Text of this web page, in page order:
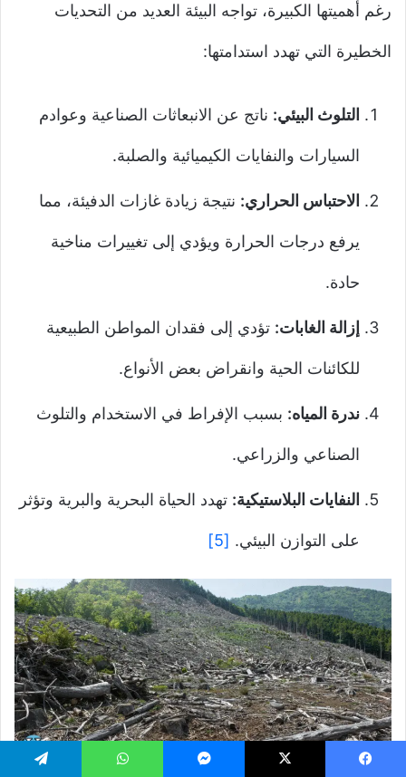
رغم أهميتها الكبيرة، تواجه البيئة العديد من التحديات
الخطيرة التي تهدد استدامتها:
التلوث البيئي: ناتج عن الانبعاثات الصناعية وعوادم
السيارات والنفايات الكيميائية والصلبة.
الاحتباس الحراري: نتيجة زيادة غازات الدفيئة، مما
يرفع درجات الحرارة ويؤدي إلى تغييرات مناخية
حادة.
إزالة الغابات: تؤدي إلى فقدان المواطن الطبيعية
للكائنات الحية وانقراض بعض الأنواع.
ندرة المياه: بسبب الإفراط في الاستخدام والتلوث
الصناعي والزراعي.
النفايات البلاستيكية: تهدد الحياة البحرية والبرية وتؤثر
على التوازن البيئي. [5]